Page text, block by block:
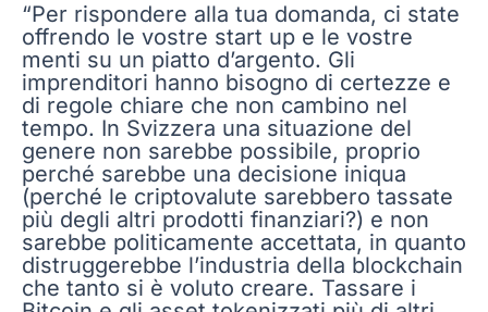
“Per rispondere alla tua domanda, ci state
offrendo le vostre start up e le vostre
menti su un piatto d’argento. Gli
imprenditori hanno bisogno di certezze e
di regole chiare che non cambino nel
tempo. In Svizzera una situazione del
genere non sarebbe possibile, proprio
perché sarebbe una decisione iniqua
(perché le criptovalute sarebbero tassate
più degli altri prodotti finanziari?) e non
sarebbe politicamente accettata, in quanto
distruggerebbe l’industria della blockchain
che tanto si è voluto creare. Tassare i